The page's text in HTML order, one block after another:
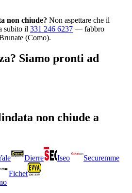
non chiude? Non aspettare che il
subito il 331 246 6237 — fabbro
(Como).
Siamo pronti ad
non chiude a
Dierre Iseo
Securemme
Fichet